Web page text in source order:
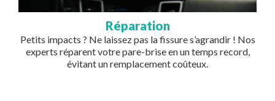
Réparation
Petits impacts ? Ne laissez pas la fissure s’agrandir ! Nos
experts réparent votre pare-brise en un temps record,
évitant un remplacement coûteux.